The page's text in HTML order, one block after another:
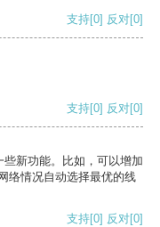
支持[0] 反对[0]
支持[0] 反对[0]
新功能。比如，可以增加
络情况自动选择最优的线
支持[0] 反对[0]